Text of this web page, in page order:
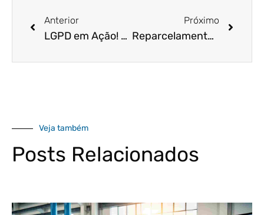
Anterior
LGPD em Ação! 5 Dicas para Elaborar as Políticas de Privacidade do seu Negócio!
Próximo
Reparcelamento Simples Nacional: entenda as novas regras
Veja também
Posts Relacionados